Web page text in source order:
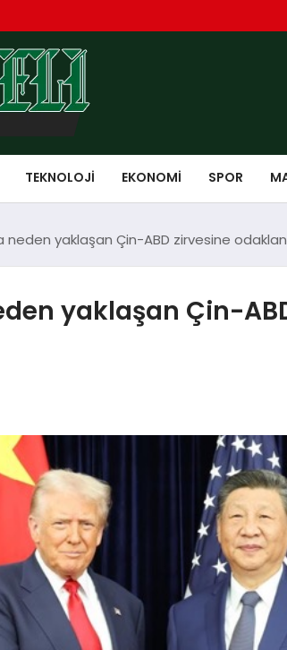
TEKNOLOJI EKONOMI SPOR
neden yaklaşan Çin-ABD zirvesine
yaklaşan Çin-